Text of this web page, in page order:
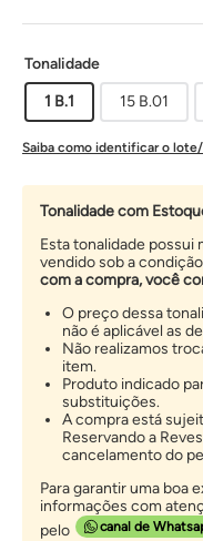
Tonalidade
1 B.1
15 B.01
Saiba como identificar o
Tonalidade com
Esta tonalidade possui
vendido sob a
com a compra, você
O preço dessa
não é aplicável as
Não realizamos
item.
Produto indicado
substituições.
A compra está
Reservando a
cancelamento do
Para garantir uma boa
informações com
pelo
canal de